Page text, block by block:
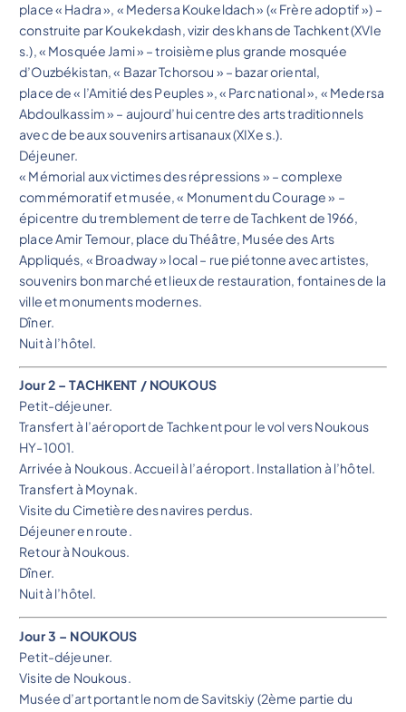
place « Hadra », « Medersa Koukeldach » (« Frère adoptif ») –
construite par Koukekdash, vizir des khans de Tachkent (XVIe
s.), « Mosquée Jami » – troisième plus grande mosquée
d’Ouzbékistan, « Bazar Tchorsou » – bazar oriental,
place de « l’Amitié des Peuples », « Parc national », « Medersa
Abdoulkassim » – aujourd’hui centre des arts traditionnels
avec de beaux souvenirs artisanaux (XIXe s.).
Déjeuner.
« Mémorial aux victimes des répressions » – complexe
commémoratif et musée, « Monument du Courage » –
épicentre du tremblement de terre de Tachkent de 1966,
place Amir Temour, place du Théâtre, Musée des Arts
Appliqués, « Broadway » local – rue piétonne avec artistes,
souvenirs bon marché et lieux de restauration, fontaines de la
ville et monuments modernes.
Dîner.
Nuit à l’hôtel.
Jour 2 – TACHKENT / NOUKOUS
Petit-déjeuner.
Transfert à l’aéroport de Tachkent pour le vol vers Noukous
HY-1001.
Arrivée à Noukous. Accueil à l’aéroport. Installation à l’hôtel.
Transfert à Moynak.
Visite du Cimetière des navires perdus.
Déjeuner en route.
Retour à Noukous.
Dîner.
Nuit à l’hôtel.
Jour 3 – NOUKOUS
Petit-déjeuner.
Visite de Noukous.
Musée d’art portant le nom de Savitskiy (2ème partie du